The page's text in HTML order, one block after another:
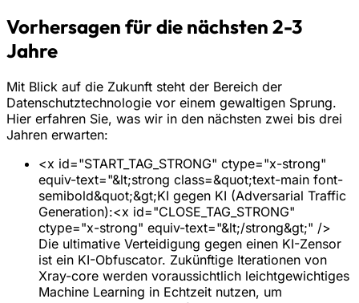
Vorhersagen für die nächsten 2-3
Jahre
Mit Blick auf die Zukunft steht der Bereich der
Datenschutztechnologie vor einem gewaltigen Sprung.
Hier erfahren Sie, was wir in den nächsten zwei bis drei
Jahren erwarten:
<x id="START_TAG_STRONG" ctype="x-strong"
equiv-text="&lt;strong class=&quot;text-main font-
semibold&quot;&gt;KI gegen KI (Adversarial Traffic
Generation):<x id="CLOSE_TAG_STRONG"
ctype="x-strong" equiv-text="&lt;/strong&gt;" />
Die ultimative Verteidigung gegen einen KI-Zensor
ist ein KI-Obfuscator. Zukünftige Iterationen von
Xray-core werden voraussichtlich leichtgewichtiges
Machine Learning in Echtzeit nutzen, um